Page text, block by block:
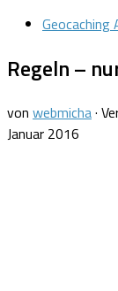
Geocaching
Regeln –
von webmicha·
Januar 2016